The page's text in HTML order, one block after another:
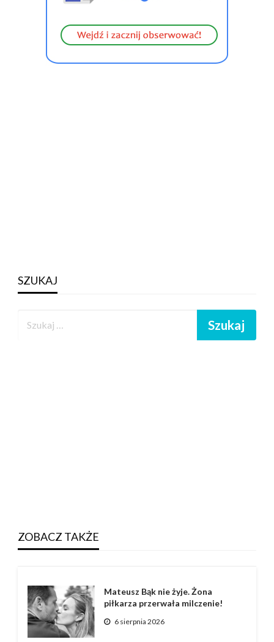
SZUKAJ
ZOBACZ TAKŻE
Mateusz Bąk nie żyje. Żona
piłkarza przerwała milczenie!
6 sierpnia 2026